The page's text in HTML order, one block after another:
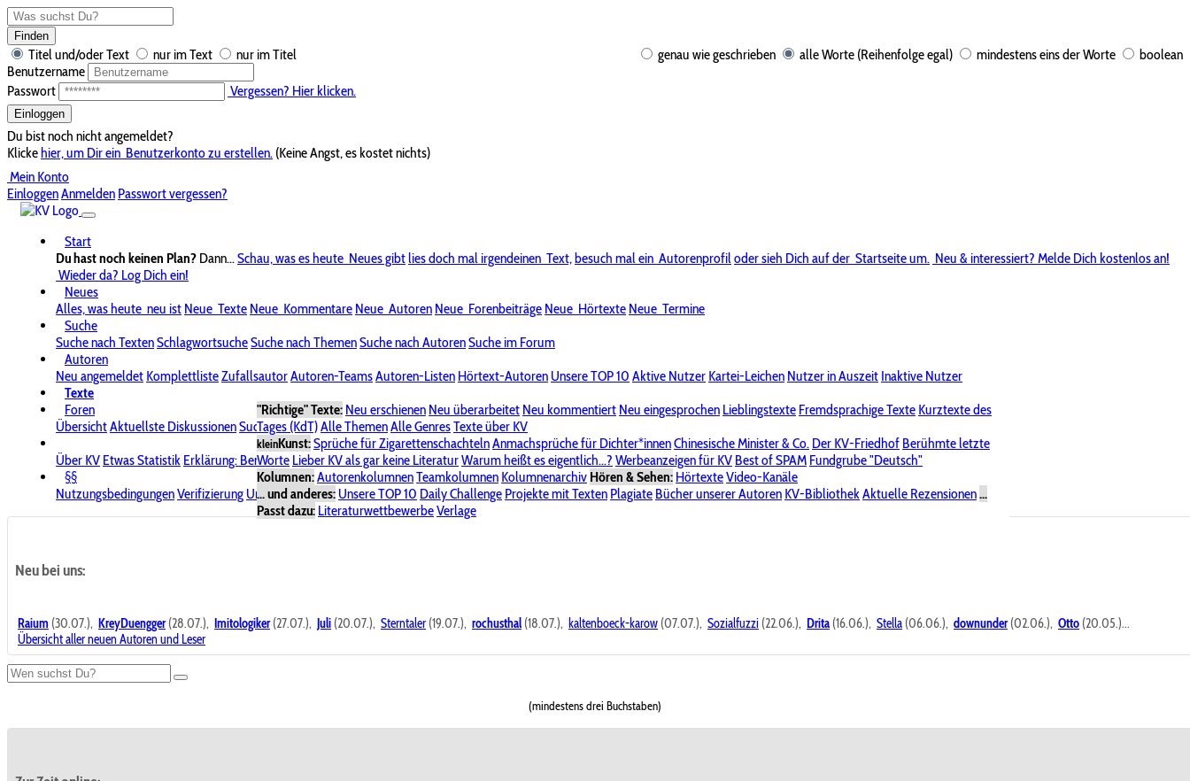
Finden
genau wie geschrieben alle Worte (Reihenfolge egal) mindestens eins der Worte boolean
Titel und/oder Text nur im Text
nur im Titel
Benutzername
Passwort
Vergessen? Hier klicken.
Einloggen
Du bist noch nicht angemeldet?
Klickehier, um Dir ein Benutzerkonto zu erstellen. (Keine Angst, es kostet nichts)
Mein Konto
EinloggenAnmelden Passwort vergessen?
Start
Du hast noch keinen Plan? Dann...Schau, was es heute Neues gibtlies doch mal irgendeinen Text,besuch mal ein Autorenprofiloder sieh Dich auf der Startseite um. Neu & interessiert? Melde Dich kostenlos an!
Wieder da? Log Dich ein!
Neues
Alles, was heute neu ist Neue Texte Neue Kommentare Neue Autoren Neue Forenbeiträge Neue Hörtexte Neue Termine
Suche
Suche nach TextenSchlagwortsucheSuche nach ThemenSuche nach AutorenSuche im Forum
Autoren
Neu angemeldet KomplettlisteZufallsautorAutoren-TeamsAutoren-Listen Hörtext-Autoren Unsere TOP 10 Aktive Nutzer Kartei-Leichen Nutzer in Auszeit Inaktive Nutzer
Texte
"Richtige" Texte: Neu erschienen Neu überarbeitet Neu kommentiert Neu eingesprochen Lieblingstexte Fremdsprachige Texte Kurztexte des
Tages (KdT)Alle ThemenAlle GenresTexte über KV
kleinKunst:Sprüche für ZigarettenschachtelnAnmachsprüche für Dichter*innenChinesische Minister & Co. Der KV-Friedhof Berühmte letzte
Worte Lieber KV als gar keine LiteraturWarum heißt es eigentlich...? Werbeanzeigen für KV Best of SPAM Fundgrube "Deutsch"
Kolumnen:AutorenkolumnenTeamkolumnen Kolumnenarchiv Hören & Sehen: HörtexteVideo-Kanäle
... und anderes: Unsere TOP 10 Daily Challenge Projekte mit Texten Plagiate Bücher unserer Autoren KV-BibliothekAktuelle Rezensionen...
Passt dazu: LiteraturwettbewerbeVerlage
Foren
ÜbersichtAktuellste DiskussionenSuche im ForumBereich "KV-Board"Bereich "Literatur & Schreiberei"
Über KV Etwas Statistik Erklärung: BenutzersymboleSpende für KV Unsere SpenderlisteAlle Wege führen zu KVPasswort vergessen?
§§
NutzungsbedingungenVerifizierung UrheberrechtAvatare & BilderStalkingDatenschutzerklärungImpressum
Neu bei uns:
Raium (30.07.), KreyDuengger(28.07.), Imitologiker(27.07.), Juli (20.07.), Sterntaler (19.07.), rochusthal (18.07.), kaltenboeck-karow (07.07.), Sozialfuzzi (22.06.), Drita (16.06.), Stella (06.06.), downunder(02.06.), Otto (20.05.)...
Übersicht aller neuen Autoren und Leser
(mindestens drei Buchstaben)